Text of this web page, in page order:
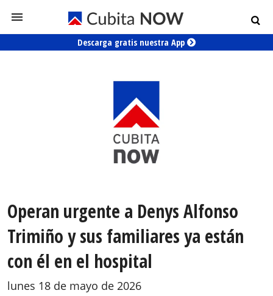
Descarga gratis nuestra App
Operan urgente a Denys Alfonso
Trimiño y sus familiares ya están
con él en el hospital
lunes 18 de mayo de 2026